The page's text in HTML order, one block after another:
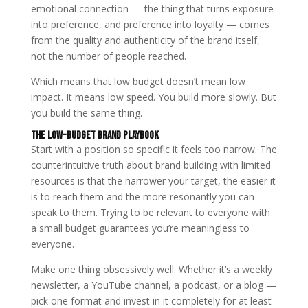
emotional connection — the thing that turns exposure
into preference, and preference into loyalty — comes
from the quality and authenticity of the brand itself,
not the number of people reached.
Which means that low budget doesn’t mean low
impact. It means low speed. You build more slowly. But
you build the same thing.
The Low-Budget Brand Playbook
Start with a position so specific it feels too narrow. The
counterintuitive truth about brand building with limited
resources is that the narrower your target, the easier it
is to reach them and the more resonantly you can
speak to them. Trying to be relevant to everyone with
a small budget guarantees you’re meaningless to
everyone.
Make one thing obsessively well. Whether it’s a weekly
newsletter, a YouTube channel, a podcast, or a blog —
pick one format and invest in it completely for at least